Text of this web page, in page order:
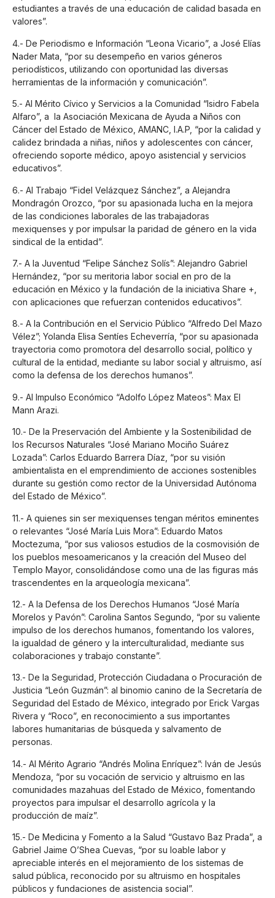
estudiantes a través de una educación de calidad basada en
valores”.
4.- De Periodismo e Información “Leona Vicario”, a José Elías
Nader Mata, “por su desempeño en varios géneros
periodísticos, utilizando con oportunidad las diversas
herramientas de la información y comunicación”.
5.- Al Mérito Cívico y Servicios a la Comunidad “Isidro Fabela
Alfaro”, a la Asociación Mexicana de Ayuda a Niños con
Cáncer del Estado de México, AMANC, I.A.P, “por la calidad y
calidez brindada a niñas, niños y adolescentes con cáncer,
ofreciendo soporte médico, apoyo asistencial y servicios
educativos”.
6.- Al Trabajo “Fidel Velázquez Sánchez”, a Alejandra
Mondragón Orozco, “por su apasionada lucha en la mejora
de las condiciones laborales de las trabajadoras
mexiquenses y por impulsar la paridad de género en la vida
sindical de la entidad”.
7.- A la Juventud “Felipe Sánchez Solís”: Alejandro Gabriel
Hernández, “por su meritoria labor social en pro de la
educación en México y la fundación de la iniciativa Share +,
con aplicaciones que refuerzan contenidos educativos”.
8.- A la Contribución en el Servicio Público “Alfredo Del Mazo
Vélez”; Yolanda Elisa Sentíes Echeverría, “por su apasionada
trayectoria como promotora del desarrollo social, político y
cultural de la entidad, mediante su labor social y altruismo, así
como la defensa de los derechos humanos”.
9.- Al Impulso Económico “Adolfo López Mateos”: Max El
Mann Arazi.
10.- De la Preservación del Ambiente y la Sostenibilidad de
los Recursos Naturales “José Mariano Mociño Suárez
Lozada”: Carlos Eduardo Barrera Díaz, “por su visión
ambientalista en el emprendimiento de acciones sostenibles
durante su gestión como rector de la Universidad Autónoma
del Estado de México”.
11.- A quienes sin ser mexiquenses tengan méritos eminentes
o relevantes “José María Luis Mora”: Eduardo Matos
Moctezuma, “por sus valiosos estudios de la cosmovisión de
los pueblos mesoamericanos y la creación del Museo del
Templo Mayor, consolidándose como una de las figuras más
trascendentes en la arqueología mexicana”.
12.- A la Defensa de los Derechos Humanos “José María
Morelos y Pavón”: Carolina Santos Segundo, “por su valiente
impulso de los derechos humanos, fomentando los valores,
la igualdad de género y la interculturalidad, mediante sus
colaboraciones y trabajo constante”.
13.- De la Seguridad, Protección Ciudadana o Procuración de
Justicia “León Guzmán”: al binomio canino de la Secretaría de
Seguridad del Estado de México, integrado por Erick Vargas
Rivera y “Roco”, en reconocimiento a sus importantes
labores humanitarias de búsqueda y salvamento de
personas.
14.- Al Mérito Agrario “Andrés Molina Enríquez”: Iván de Jesús
Mendoza, “por su vocación de servicio y altruismo en las
comunidades mazahuas del Estado de México, fomentando
proyectos para impulsar el desarrollo agrícola y la
producción de maíz”.
15.- De Medicina y Fomento a la Salud “Gustavo Baz Prada”, a
Gabriel Jaime O’Shea Cuevas, “por su loable labor y
apreciable interés en el mejoramiento de los sistemas de
salud pública, reconocido por su altruismo en hospitales
públicos y fundaciones de asistencia social”.